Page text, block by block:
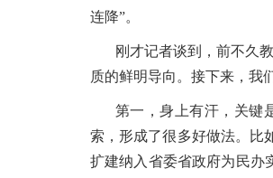
连降”。
刚才记者谈到，前不久
质的鲜明导向。接下来，我
第一，身上有汗，关键
索，形成了很多好做法。比
扩建纳入省委省政府为民办